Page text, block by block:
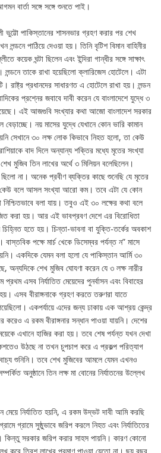
বার্তা সঙ্গে সঙ্গে শুনতে পাই।
ভুট্টো পাকিস্তানের শাসনভার গ্রহণ করার পর শেখ
পাঠিয়ে দেওয়া হয়। তিনি বৃটিশ বিমান বাহিনীর
কয়েক ঘন্টা ছিলেন এবং ইন্দিরা গান্ধীর সঙ্গে সাক্ষাৎ
তাকে রাখা হয়েছিলো ক্লারিজেস হোটেলে। এটা
রাষ্ট্র প্রধানদের সাধারণত এ হোটেলে রাখা হয়। লন্ডন
প্রশ্নের জবাবে দাবী করেন যে বাংলাদেশে যুদ্ধে ৩
এই আজগুবি সংখ্যার কথা আজো বাংলাদেশ সরকার
নয় মাসের যুদ্ধে যেখানে কোন ভারি কামান
সেখানে ৩০ লক্ষ লোক কিভাবে নিহত হলো, তা কেউ
বাদ দিলে অন্যান্য শক্তির মধ্যে মৃতের সংখ্যা
মুজিব তিন লাখের অর্থে ৩ মিলিয়ন বলেছিলেন।
না। অনেক প্রবীণ ব্যক্তির কাছে শুনেছি যে মৃতের
কেউ বলে আসল সংখ্যা আরো কম। তবে এটা যে কোন
বলা যায়। তবুও এই ৩০ লক্ষের কথা বলে
করা হয়। আর এই ভাবপ্রবণ দেশে এর বিরোধিতা
হতে হয়। চিন্তা-ভাবনা বা যুক্তি-তর্কের অবকাশ
পক্ষে মার্চ খেকে ডিসেম্বর পর্যন্ত ন” মাসে
একদিকে যেমন বলা হলো যে পাকিস্তান আর্মি ৩০
অন্যদিকে শেখ মুজিব ঘোযণা করেন যে ৩ লক্ষ নারীর
এসব নির্যাতিত মেয়েদের পুনর্বাসন এবং বিবাহের
এসব বীরাঙ্গনাকে গ্রহণ করতে তরুণরা যাতে
একপর্যায়ে এদের জন্য ঢাকায় এক আশ্রয় কেন্দ্র
এ রকম বীরাঙ্গনার সন্ধান পাওয়া যায়নি। দেশের
এখানে হাজির করা হয়। তবে শেষ পর্যন্ত যখন দেখা
উঠছে না তখন চুপচাপ করে এ প্রকল্প পরিত্যাগ
শুনিনি। তবে শেখ মুজিবের আমলে যেমন এখনও
অনুষ্ঠানে তিন লক্ষ মা বোনের নির্যাতনের উল্লেখ
মেয়ে নির্যাতিত হয়নি, এ রকম উদ্ভট দাবী আমি করছি
গ্রামে সুষ্ঠুভাবে জরিপ করলে নিহত এবং নির্যাতিতের
সরকার জরিপ করার সাহস পায়নি। কারণ কোনো